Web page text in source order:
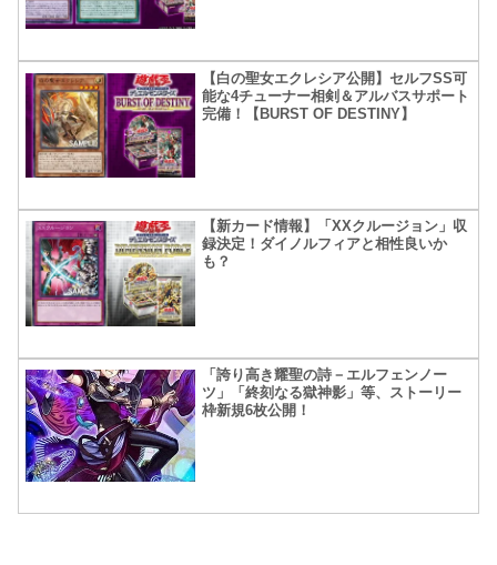
【白の聖女エクレシア公開】セルフSS可
能な4チューナー相剣＆アルバスサポート
完備！【BURST OF DESTINY】
【新カード情報】「XXクルージョン」収
録決定！ダイノルフィアと相性良いか
も？
「誇り高き耀聖の詩－エルフェンノー
ツ」「終刻なる獄神影」等、ストーリー
枠新規6枚公開！